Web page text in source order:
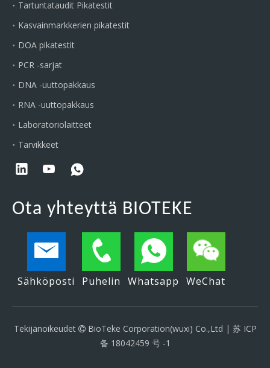
Tartuntataudit Pikatestit
Kasvainmarkkerien pikatestit
DOA pikatestit
PCR -sarjat
DNA -uuttopakkaus
RNA -uuttopakkaus
Laboratoriolaitteet
Tarvikkeet
Ota yhteyttä BIOTEKE
Sähköposti Puhelin Whatsapp WeChat
Tekijänoikeudet BioTeke Corporation(wuxi) Co.,Ltd | 苏 ICP
备 18042459 号 -1